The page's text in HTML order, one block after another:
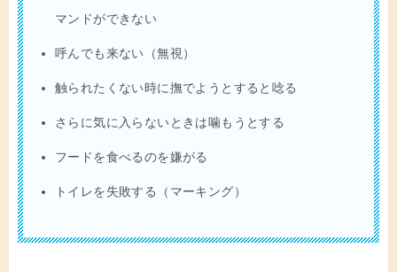
マンドができない
呼んでも来ない（無視）
触られたくない時に撫でようとすると唸る
さらに気に入らないときは噛もうとする
フードを食べるのを嫌がる
トイレを失敗する（マーキング）